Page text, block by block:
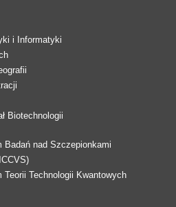
i Informatyki
Biotechnologii
Badań nad Szczepionkami
Teorii Technologii Kwantowych